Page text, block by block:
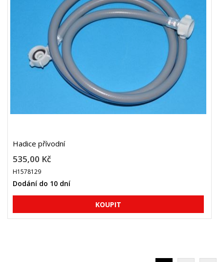
Hadice přívodní
535,00 Kč
H1578129
Dodání do 10 dní